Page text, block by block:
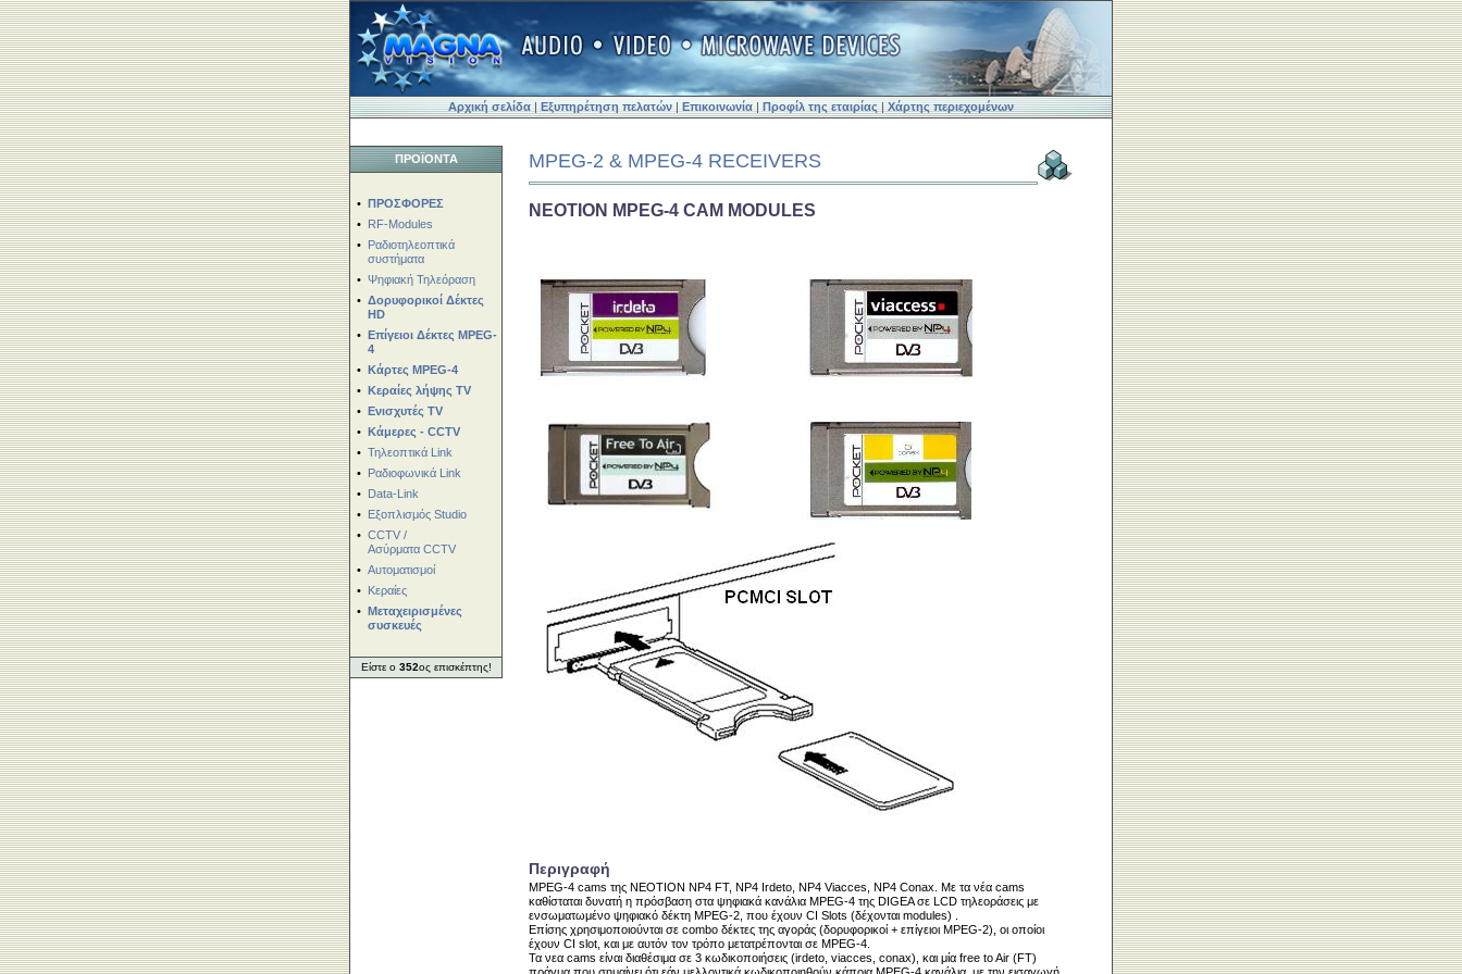
Αρχική σελίδα | Εξυπηρέτηση πελατών | Επικοινωνία | Προφίλ της εταιρίας|Χάρτης περιεχομένων
ΠΡΟΪΟΝΤΑ
• ΠΡΟΣΦΟΡΕΣ
• RF-Modules
• Ραδιοτηλεοπτικά
συστήματα
• Ψηφιακή Τηλεόραση
• Δορυφορικοί Δέκτες
HD
• Επίγειοι Δέκτες MPEG-
4
• Κάρτες MPEG-4
• Κεραίες λήψης TV
• Ενισχυτές TV
• Κάμερες - CCTV
• Τηλεοπτικά Link
• Ραδιοφωνικά Link
• Data-Link
• Εξοπλισμός Studio
• CCTV /
Ασύρματα CCTV
• Αυτοματισμοί
• Κεραίες
• Μεταχειρισμένες
συσκευές
Είστε ο 352ος επισκέπτης!
MPEG-2 & MPEG-4 RECEIVERS
NEOTION MPEG-4 CAM MODULES
Περιγραφή
MPEG-4 cams της ΝΕΟΤΙΟΝ NP4 FT, NP4 Irdeto, NP4 Viacces, NP4 Conax. Με τα νέα cams
καθίσταται δυνατή η πρόσβαση στα ψηφιακά κανάλια MPEG-4 της DIGEA σε LCD τηλεοράσεις με
ενσωματωμένο ψηφιακό δέκτη MPEG-2, που έχουν CI Slots (δέχονται modules) .
Επίσης χρησιμοποιούνται σε combo δέκτες της αγοράς (δορυφορικοί + επίγειοι MPEG-2), οι οποίοι
έχουν CI slot, και με αυτόν τον τρόπο μετατρέπονται σε MPEG-4.
Τα νεα cams είναι διαθέσιμα σε 3 κωδικοποιήσεις (irdeto, viacces, conax), και μία free to Air (FT)